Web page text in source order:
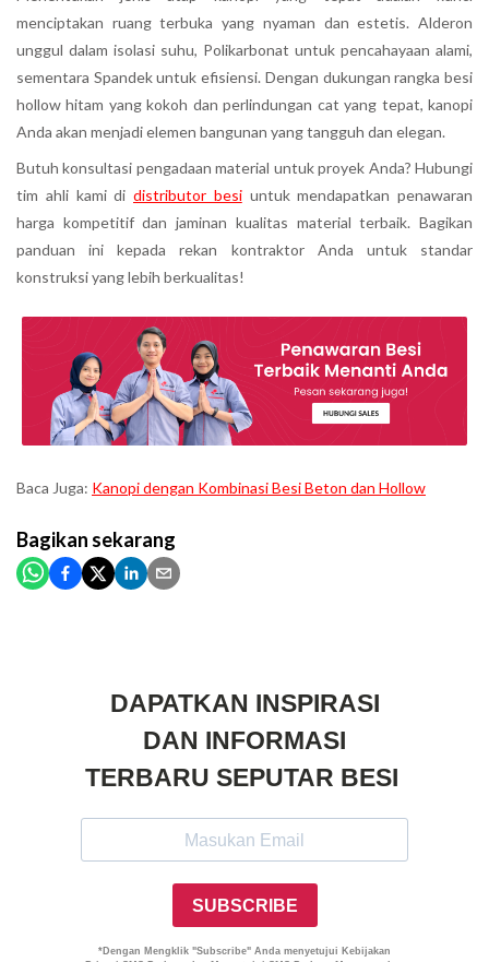
menciptakan ruang terbuka yang nyaman dan estetis. Alderon
unggul dalam isolasi suhu, Polikarbonat untuk pencahayaan alami,
sementara Spandek untuk efisiensi. Dengan dukungan rangka besi
hollow hitam yang kokoh dan perlindungan cat yang tepat, kanopi
Anda akan menjadi elemen bangunan yang tangguh dan elegan.
Butuh konsultasi pengadaan material untuk proyek Anda? Hubungi
tim ahli kami di distributor besiuntuk mendapatkan penawaran
harga kompetitif dan jaminan kualitas material terbaik. Bagikan
panduan ini kepada rekan kontraktor Anda untuk standar
konstruksi yang lebih berkualitas!
Baca Juga: Kanopi dengan Kombinasi Besi Beton dan Hollow
Bagikan sekarang